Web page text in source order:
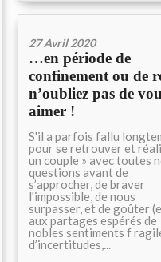
27 Avril 2020
…en période de
confinement ou de
n’oubliez pas de
aimer !
S'il a parfois fallu
pour se retrouver et
un couple » avec toutes
questions avant de
s’approcher, de braver
l'impossible, de nous
surpasser, et de goûter
aux partages espérés de
nobles sentiments f
d’incertitudes,...